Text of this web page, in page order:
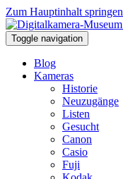
Zum Hauptinhalt springen
Toggle navigation
Blog
Kameras
Historie
Neuzugänge
Listen
Gesucht
Canon
Casio
Fuji